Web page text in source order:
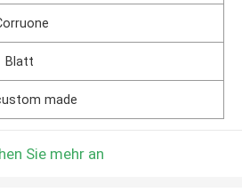
Blatt
made
Sie mehr an